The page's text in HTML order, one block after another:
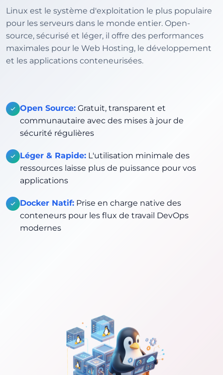
Linux est le système d'exploitation le plus populaire
pour les serveurs dans le monde entier. Open-
source, sécurisé et léger, il offre des performances
maximales pour le Web Hosting, le développement
et les applications conteneurisées.
Open Source: Gratuit, transparent et
communautaire avec des mises à jour de
sécurité régulières
Léger & Rapide: L'utilisation minimale des
ressources laisse plus de puissance pour vos
applications
Docker Natif: Prise en charge native des
conteneurs pour les flux de travail DevOps
modernes